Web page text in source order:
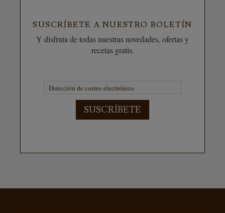
SUSCRÍBETE A NUESTRO BOLETÍN
Y disfruta de todas nuestras novedades, ofertas y
recetas gratis.
SUSCRÍBETE